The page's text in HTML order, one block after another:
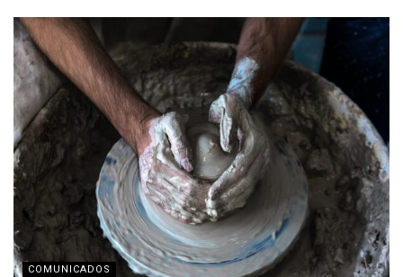
COMUNICADOS